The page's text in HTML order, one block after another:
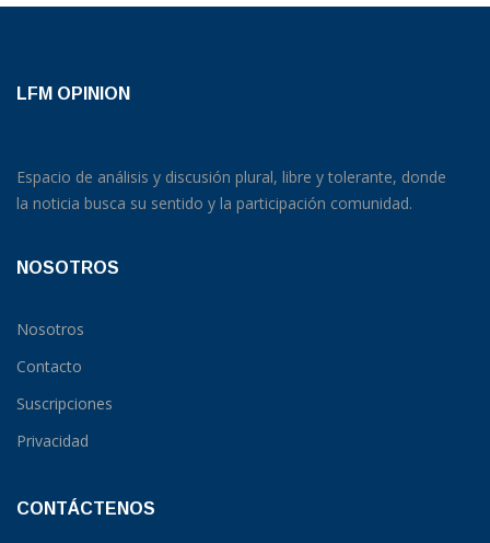
LFM OPINION
Espacio de análisis y discusión plural, libre y tolerante, donde
la noticia busca su sentido y la participación comunidad.
NOSOTROS
Nosotros
Contacto
Suscripciones
Privacidad
CONTÁCTENOS